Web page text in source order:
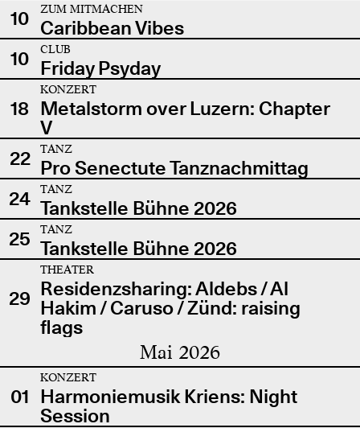
10
ZUM MITMACHEN
Caribbean Vibes
10
CLUB
Friday Psyday
18
KONZERT
Metalstorm over Luzern: Chapter
V
22
TANZ
Pro Senectute Tanznachmittag
24
TANZ
Tankstelle Bühne 2026
25
TANZ
Tankstelle Bühne 2026
29
THEATER
Residenzsharing: Aldebs / Al
Hakim / Caruso / Zünd: raising
flags
Mai 2026
01
KONZERT
Harmoniemusik Kriens: Night
Session